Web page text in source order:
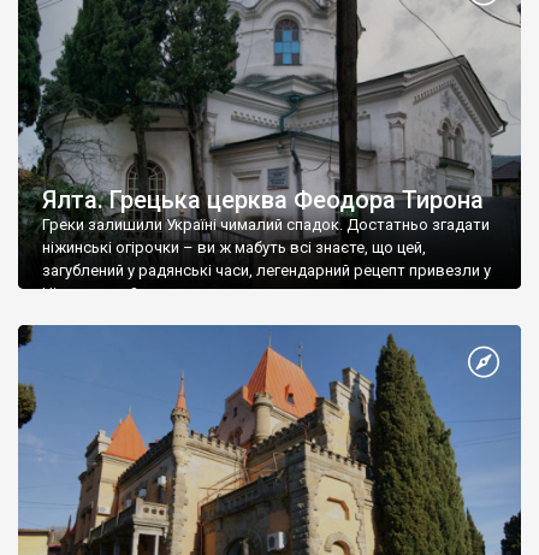
Ялта. Грецька церква Феодора Тирона
Греки залишили Україні чималий спадок. Достатньо згадати
ніжинські огірочки – ви ж мабуть всі знаєте, що цей,
загублений у радянські часи, легендарний рецепт привезли у
Ніжин греки?